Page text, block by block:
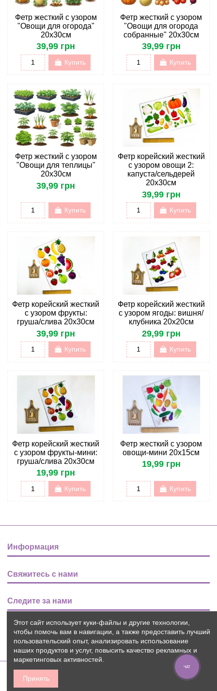
Фетр жесткий с узором
"Овощи для огорода"
20х30см
39,99 грн
Купить
Фетр жесткий с узором
"Овощи для огорода
собранные" 20х30см
39,99 грн
Купить
Фетр жесткий с узором
"Овощи для теплицы"
20х30см
39,99 грн
Купить
Фетр корейский жесткий
с узором овощи 2:
капуста/сельдерей
20х30см
39,99 грн
Купить
Фетр корейский жесткий
с узором фрукты:
груша/слива 20х30см
39,99 грн
Купить
Фетр корейский жесткий
с узором ягоды: вишня/
клубника 20х20см
29,99 грн
Купить
Фетр корейский жесткий
с узором фрукты-мини:
груша/слива 20х30см
19,99 грн
Купить
Фетр жесткий с узором
овощи-мини 20х15см
19,99 грн
Купить
Информация
Свяжитесь с нами
Следите за нами
Новости
Этот сайт использует куки-файлы и другие технологии,
чтобы помочь вам в навигации, а также предоставить лучший
пользовательский опыт, анализировать использование
наших продуктов и услуг, повысить качество рекламных и
маркетинговых активностей.
Принять
ЧАТ